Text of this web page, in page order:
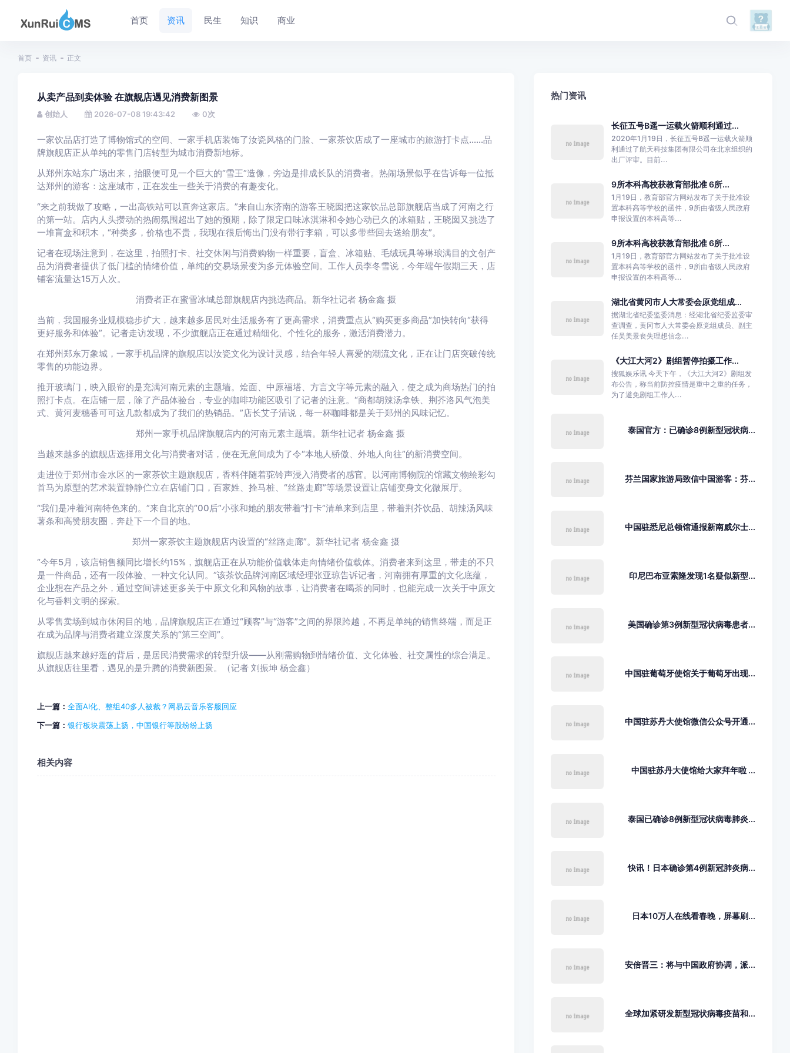
首页 资讯 民生 知识 商业
首页 资讯 正文
从卖产品到卖体验 在旗舰店遇见消费新图景
创始人 2026-07-08 19:43:42 0次
一家饮品店打造了博物馆式的空间、一家手机店装饰了汝瓷风格的门脸、一家茶饮店成了一座城市的旅游打卡点……品
牌旗舰店正从单纯的零售门店转型为城市消费新地标。
从郑州东站东广场出来，抬眼便可见一个巨大的“雪王”造像，旁边是排成长队的消费者。热闹场景似乎在告诉每一位抵
达郑州的游客：这座城市，正在发生一些关于消费的有趣变化。
“来之前我做了攻略，一出高铁站可以直奔这家店。”来自山东济南的游客王晓囡把这家饮品总部旗舰店当成了河南之行
的第一站。店内人头攒动的热闹氛围超出了她的预期，除了限定口味冰淇淋和令她心动已久的冰箱贴，王晓囡又挑选了
一堆盲盒和积木，“种类多，价格也不贵，我现在很后悔出门没有带行李箱，可以多带些回去送给朋友”。
记者在现场注意到，在这里，拍照打卡、社交休闲与消费购物一样重要，盲盒、冰箱贴、毛绒玩具等琳琅满目的文创产
品为消费者提供了低门槛的情绪价值，单纯的交易场景变为多元体验空间。工作人员李冬雪说，今年端午假期三天，店
铺客流量达15万人次。
消费者正在蜜雪冰城总部旗舰店内挑选商品。新华社记者 杨金鑫 摄
当前，我国服务业规模稳步扩大，越来越多居民对生活服务有了更高需求，消费重点从“购买更多商品”加快转向“获得
更好服务和体验”。记者走访发现，不少旗舰店正在通过精细化、个性化的服务，激活消费潜力。
在郑州郑东万象城，一家手机品牌的旗舰店以汝瓷文化为设计灵感，结合年轻人喜爱的潮流文化，正在让门店突破传统
零售的功能边界。
推开玻璃门，映入眼帘的是充满河南元素的主题墙。烩面、中原福塔、方言文字等元素的融入，使之成为商场热门的拍
照打卡点。在店铺一层，除了产品体验台，专业的咖啡功能区吸引了记者的注意。“商都胡辣汤拿铁、荆芥洛风气泡美
式、黄河麦穗香可可这几款都成为了我们的热销品。”店长艾子清说，每一杯咖啡都是关于郑州的风味记忆。
郑州一家手机品牌旗舰店内的河南元素主题墙。新华社记者 杨金鑫 摄
当越来越多的旗舰店选择用文化与消费者对话，便在无意间成为了令“本地人骄傲、外地人向往”的新消费空间。
走进位于郑州市金水区的一家茶饮主题旗舰店，香料伴随着驼铃声浸入消费者的感官。以河南博物院的馆藏文物绘彩勾
首马为原型的艺术装置静静伫立在店铺门口，百家姓、拴马桩、“丝路走廊”等场景设置让店铺变身文化微展厅。
“我们是冲着河南特色来的。”来自北京的“00后”小张和她的朋友带着“打卡”清单来到店里，带着荆芥饮品、胡辣汤风味
薯条和高赞朋友圈，奔赴下一个目的地。
郑州一家茶饮主题旗舰店内设置的“丝路走廊”。新华社记者 杨金鑫 摄
“今年5月，该店销售额同比增长约15%，旗舰店正在从功能价值载体走向情绪价值载体。消费者来到这里，带走的不只
是一件商品，还有一段体验、一种文化认同。”该茶饮品牌河南区域经理张亚琼告诉记者，河南拥有厚重的文化底蕴，
企业想在产品之外，通过空间讲述更多关于中原文化和风物的故事，让消费者在喝茶的同时，也能完成一次关于中原文
化与香料文明的探索。
从零售卖场到城市休闲目的地，品牌旗舰店正在通过“顾客”与“游客”之间的界限跨越，不再是单纯的销售终端，而是正
在成为品牌与消费者建立深度关系的“第三空间”。
旗舰店越来越好逛的背后，是居民消费需求的转型升级——从刚需购物到情绪价值、文化体验、社交属性的综合满足。
从旗舰店往里看，遇见的是升腾的消费新图景。（记者 刘振坤 杨金鑫）
上一篇： 全面AI化、整组40多人被裁？网易云音乐客服回应
下一篇： 银行板块震荡上扬，中国银行等股纷纷上扬
相关内容
热门资讯
长征五号B遥一运载火箭顺利通过...
2020年1月19日，长征五号B遥一运载火箭顺
利通过了航天科技集团有限公司在北京组织的
出厂评审。目前...
9所本科高校获教育部批准 6所...
1月19日，教育部官方网站发布了关于批准设
置本科高等学校的函件，9所由省级人民政府
申报设置的本科高等...
9所本科高校获教育部批准 6所...
1月19日，教育部官方网站发布了关于批准设
置本科高等学校的函件，9所由省级人民政府
申报设置的本科高等...
湖北省黄冈市人大常委会原党组成...
据湖北省纪委监委消息：经湖北省纪委监委审
查调查，黄冈市人大常委会原党组成员、副主
任吴美景丧失理想信念...
《大江大河2》剧组暂停拍摄工作...
搜狐娱乐讯 今天下午，《大江大河2》剧组发
布公告，称当前防控疫情是重中之重的任务，
为了避免剧组工作人...
泰国官方：已确诊8例新型冠状病...
芬兰国家旅游局致信中国游客：芬...
中国驻悉尼总领馆通报新南威尔士...
印尼巴布亚索隆发现1名疑似新型...
美国确诊第3例新型冠状病毒患者...
中国驻葡萄牙使馆关于葡萄牙出现...
中国驻苏丹大使馆微信公众号开通...
中国驻苏丹大使馆给大家拜年啦 ...
泰国已确诊8例新型冠状病毒肺炎...
快讯！日本确诊第4例新冠肺炎病...
日本10万人在线看春晚，屏幕刷...
安倍晋三：将与中国政府协调，派...
全球加紧研发新型冠状病毒疫苗和...